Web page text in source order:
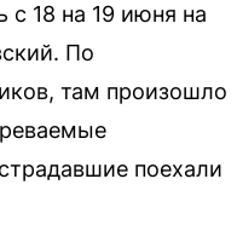
с 18 на 19 июня на
По
там произошло
поехали